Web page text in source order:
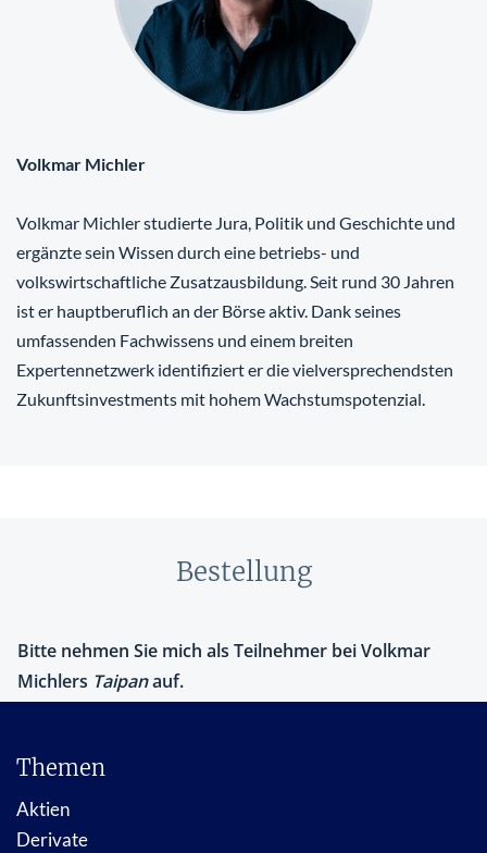
Volkmar Michler
Volkmar Michler studierte Jura, Politik und Geschichte und
ergänzte sein Wissen durch eine betriebs- und
volkswirtschaftliche Zusatzausbildung. Seit rund 30 Jahren
ist er hauptberuflich an der Börse aktiv. Dank seines
umfassenden Fachwissens und einem breiten
Expertennetzwerk identifiziert er die vielversprechendsten
Zukunftsinvestments mit hohem Wachstumspotenzial.
Bestellung
Themen
Aktien
Derivate